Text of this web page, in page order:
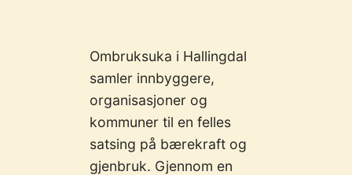
Ombruksuka i Hallingdal
samler innbyggere,
organisasjoner og
kommuner til en felles
satsing på bærekraft og
gjenbruk. Gjennom en